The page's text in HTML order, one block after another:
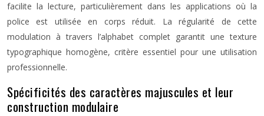
facilite la lecture, particulièrement dans les applications où la
police est utilisée en corps réduit. La régularité de cette
modulation à travers l’alphabet complet garantit une texture
typographique homogène, critère essentiel pour une utilisation
professionnelle.
Spécificités des caractères majuscules et leur
construction modulaire